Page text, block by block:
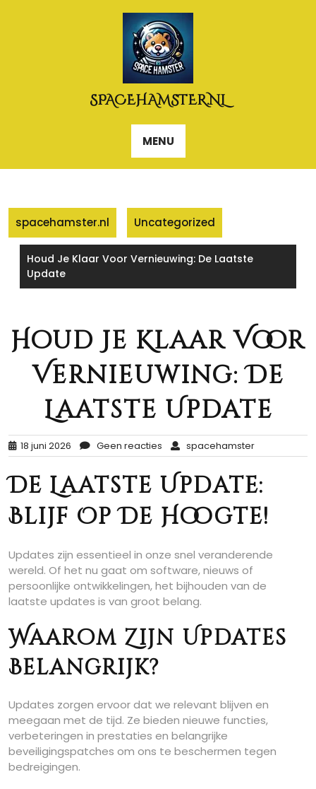
SPACEHAMSTER.NL
MENU
spacehamster.nl Uncategorized
Houd Je Klaar Voor Vernieuwing: De Laatste
Update
Houd Je Klaar Voor
Vernieuwing: De
Laatste Update
18 juni 2026 Geen reacties spacehamster
De Laatste Update:
Blijf Op De Hoogte!
Updates zijn essentieel in onze snel veranderende
wereld. Of het nu gaat om software, nieuws of
persoonlijke ontwikkelingen, het bijhouden van de
laatste updates is van groot belang.
Waarom Zijn Updates
Belangrijk?
Updates zorgen ervoor dat we relevant blijven en
meegaan met de tijd. Ze bieden nieuwe functies,
verbeteringen in prestaties en belangrijke
beveiligingspatches om ons te beschermen tegen
bedreigingen.